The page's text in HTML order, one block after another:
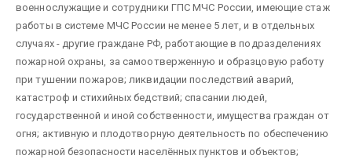
военнослужащие и сотрудники ГПС МЧС России, имеющие стаж
работы в системе МЧС России не менее 5 лет, и в отдельных
случаях - другие граждане РФ, работающие в подразделениях
пожарной охраны, за самоотверженную и образцовую работу
при тушении пожаров; ликвидации последствий аварий,
катастроф и стихийных бедствий; спасании людей,
государственной и иной собственности, имущества граждан от
огня; активную и плодотворную деятельность по обеспечению
пожарной безопасности населённых пунктов и объектов;